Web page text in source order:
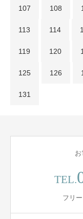
107 108
113 114
119 120
125 126
131
TEL.
フリ